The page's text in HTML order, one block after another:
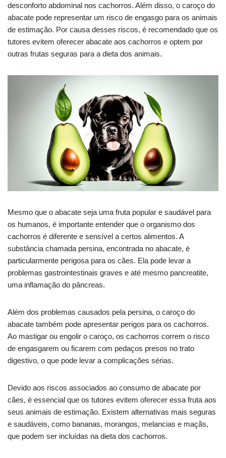
desconforto abdominal nos cachorros. Além disso, o caroço do
abacate pode representar um risco de engasgo para os animais
de estimação. Por causa desses riscos, é recomendado que os
tutores evitem oferecer abacate aos cachorros e optem por
outras frutas seguras para a dieta dos animais.
Mesmo que o abacate seja uma fruta popular e saudável para
os humanos, é importante entender que o organismo dos
cachorros é diferente e sensível a certos alimentos. A
substância chamada persina, encontrada no abacate, é
particularmente perigosa para os cães. Ela pode levar a
problemas gastrointestinais graves e até mesmo pancreatite,
uma inflamação do pâncreas.
Além dos problemas causados pela persina, o caroço do
abacate também pode apresentar perigos para os cachorros.
Ao mastigar ou engolir o caroço, os cachorros correm o risco
de engasgarem ou ficarem com pedaços presos no trato
digestivo, o que pode levar a complicações sérias.
Devido aos riscos associados ao consumo de abacate por
cães, é essencial que os tutores evitem oferecer essa fruta aos
seus animais de estimação. Existem alternativas mais seguras
e saudáveis, como bananas, morangos, melancias e maçãs,
que podem ser incluídas na dieta dos cachorros.